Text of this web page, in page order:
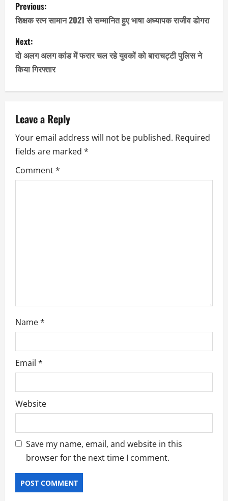
o
s
t
n
a
v
i
g
Previous:
शिक्षक रत्न सामान 2021 से सम्मानित हुए भाषा अध्यापक राजीव डोगरा
Next:
दो अलग अलग कांड में फरार चल रहे युवकों को बाराचट्टी पुलिस ने
किया गिरफ्तार
Leave a Reply
Your email address will not be published. Required
fields are marked *
Comment*
Name*
Email *
Website
Save my name, email, and website in this
browser for the next time I comment.